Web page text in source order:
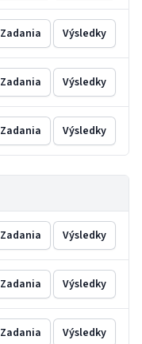
Zadania Výsledky
Zadania Výsledky
Zadania Výsledky
Zadania Výsledky
Zadania Výsledky
Zadania Výsledky